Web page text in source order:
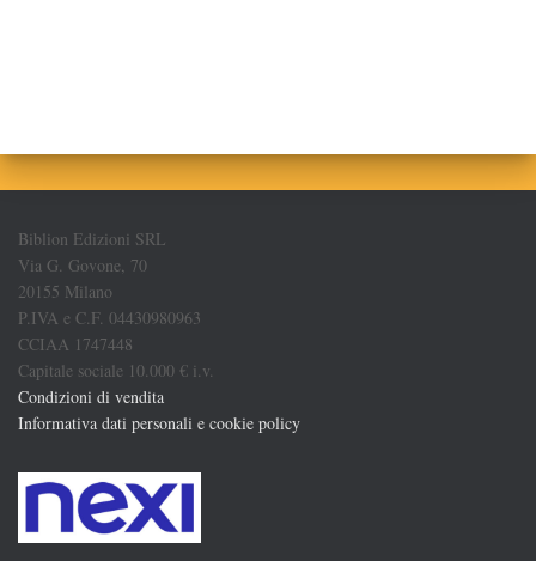
Biblion Edizioni SRL
Via G. Govone, 70
20155 Milano
P.IVA e C.F. 04430980963
CCIAA 1747448
Capitale sociale 10.000 € i.v.
Condizioni di vendita
Informativa dati personali e cookie policy